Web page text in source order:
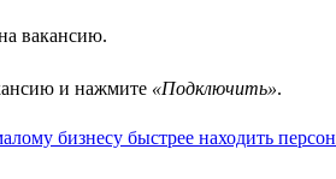
вакансию.
и нажмите «Подключить».